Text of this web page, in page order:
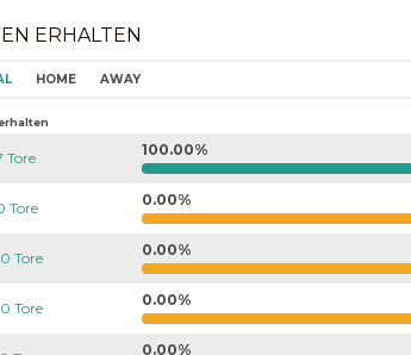
ERHALTEN
HOME AWAY
Tore 100.00%
Tore 0.00%
0 Tore 0.00%
0 Tore 0.00%
0.00%